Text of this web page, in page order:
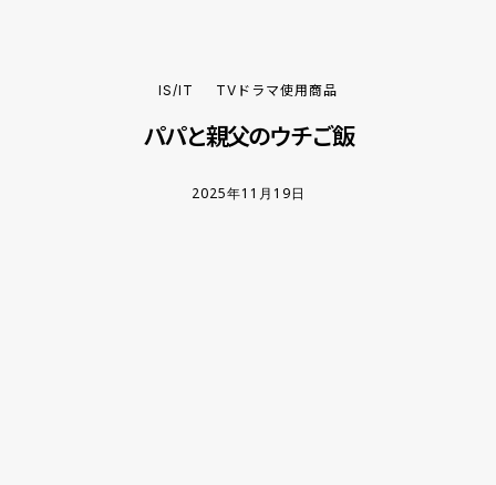
IS/IT TVドラマ使用商品
パパと親父のウチご飯
2025年11月19日